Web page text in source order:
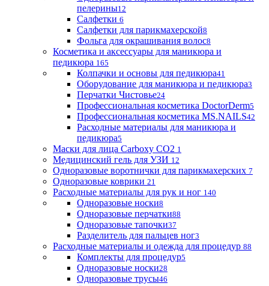
пелерины12
Салфетки 6
Салфетки для парикмахерской8
Фольга для окрашивания волос8
Косметика и аксессуары для маникюра и
педикюра 165
Колпачки и основы для педикюра41
Оборудование для маникюра и педикюра3
Перчатки Чистовье24
Профессиональная косметика DoctorDerm5
Профессиональная косметика MS.NAILS42
Расходные материалы для маникюра и
педикюра5
Маски для лица Carboxy CO2 1
Медицинский гель для УЗИ 12
Одноразовые воротнички для парикмахерских 7
Одноразовые коврики 21
Расходные материалы для рук и ног 140
Одноразовые носки8
Одноразовые перчатки88
Одноразовые тапочки37
Разделитель для пальцев ног3
Расходные материалы и одежда для процедур 88
Комплекты для процедур5
Одноразовые носки28
Одноразовые трусы46